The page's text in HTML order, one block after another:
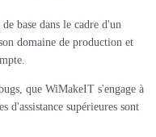
base dans le cadre d'un
domaine de production et
que WiMakeIT s'engage à
d'assistance supérieures sont